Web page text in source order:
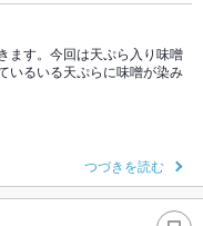
ます。今回は天ぷら入り味噌
いるいる天ぷらに味噌が染み
つづきを読む